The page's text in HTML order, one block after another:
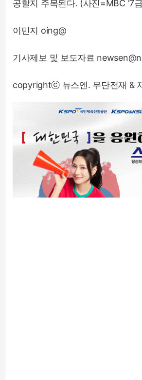
공할지 주목된다. (사진=MBC '7
이민지 oing@
기사제보 및 보도자료
copyrightⓒ 뉴스엔. 무단전재 &